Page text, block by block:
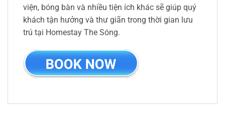
viện, bóng bàn và nhiều tiện ích khác sẽ giúp quý
khách tận hưởng và thư giãn trong thời gian lưu
trú tại Homestay The Sóng.